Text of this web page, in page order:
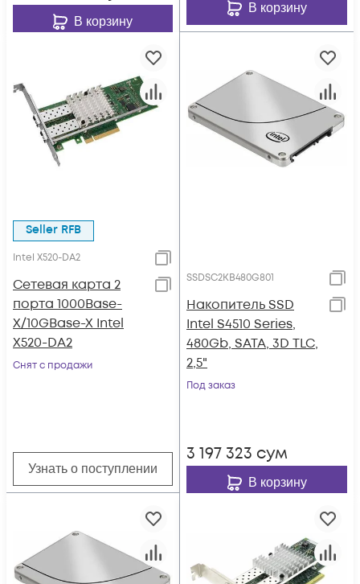
В корзину
В корзину
Seller RFB
Intel X520-DA2
Сетевая карта 2
порта 1000Base-
X/10GBase-X Intel
X520-DA2
Снят с продажи
Узнать о поступлении
SSDSC2KB480G801
Накопитель SSD
Intel S4510 Series,
480Gb, SATA, 3D TLC,
2,5"
Под заказ
3 197 323 сум
В корзину